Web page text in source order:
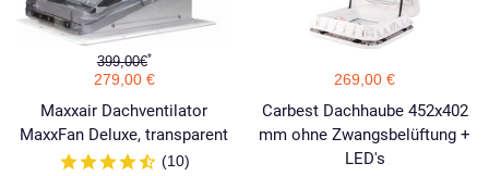
399,00€*
279,00 €
Maxxair Dachventilator
MaxxFan Deluxe, transparent
(10)
269,00 €
Carbest Dachhaube 452x402
mm ohne Zwangsbelüftung +
LED's